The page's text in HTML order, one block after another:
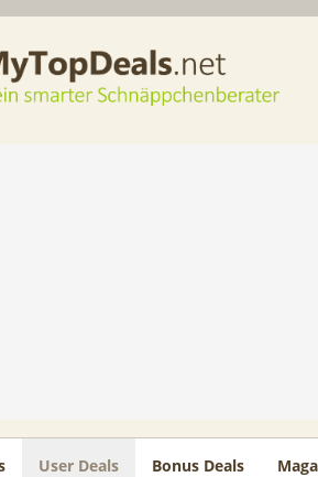
User Deals Bonus Deals